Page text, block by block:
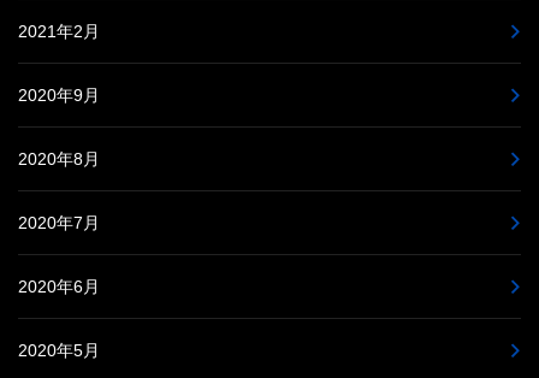
2021年2月
2020年9月
2020年8月
2020年7月
2020年6月
2020年5月